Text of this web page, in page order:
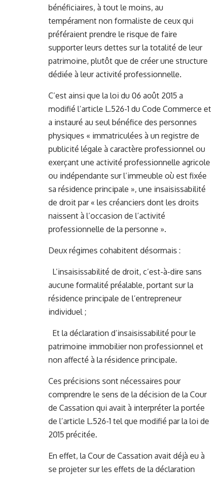
bénéficiaires, à tout le moins, au
tempérament non formaliste de ceux qui
préféraient prendre le risque de faire
supporter leurs dettes sur la totalité de leur
patrimoine, plutôt que de créer une structure
dédiée à leur activité professionnelle.
C’est ainsi que la loi du 06 août 2015 a
modifié l’article L.526-1 du Code Commerce et
a instauré au seul bénéfice des personnes
physiques « immatriculées à un registre de
publicité légale à caractère professionnel ou
exerçant une activité professionnelle agricole
ou indépendante sur l’immeuble où est fixée
sa résidence principale », une insaisissabilité
de droit par « les créanciers dont les droits
naissent à l’occasion de l’activité
professionnelle de la personne ».
Deux régimes cohabitent désormais :
L’insaisissabilité de droit, c’est-à-dire sans
aucune formalité préalable, portant sur la
résidence principale de l’entrepreneur
individuel ;
Et la déclaration d’insaisissabilité pour le
patrimoine immobilier non professionnel et
non affecté à la résidence principale.
Ces précisions sont nécessaires pour
comprendre le sens de la décision de la Cour
de Cassation qui avait à interpréter la portée
de l’article L.526-1 tel que modifié par la loi de
2015 précitée.
En effet, la Cour de Cassation avait déjà eu à
se projeter sur les effets de la déclaration